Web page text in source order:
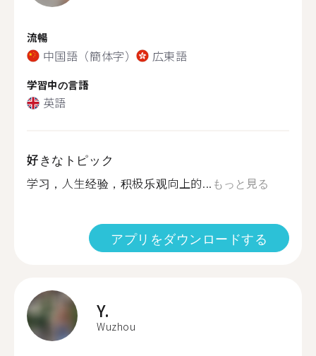
流暢
中国語（簡体字） 広東語
学習中の言語
英語
好きなトピック
学习，人生经验，积极乐观向上的... もっと見る
アプリをダウンロードする
Y.
Wuzhou